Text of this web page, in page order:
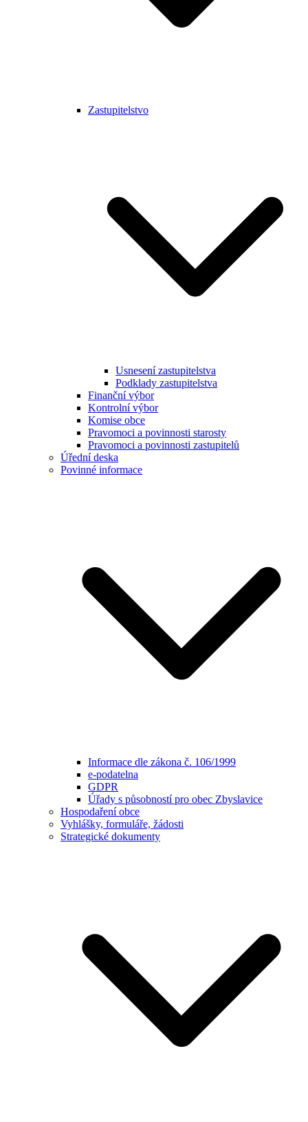
Zastupitelstvo
Usnesení zastupitelstva
Podklady zastupitelstva
Finanční výbor
Kontrolní výbor
Komise obce
Pravomoci a povinnosti starosty
Pravomoci a povinnosti zastupitelů
Úřední deska
Povinné informace
Informace dle zákona č. 106/1999
e-podatelna
GDPR
Úřady s působností pro obec Zbyslavice
Hospodaření obce
Vyhlášky, formuláře, žádosti
Strategické dokumenty